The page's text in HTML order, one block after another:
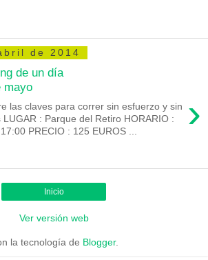
de 2014
de un día
mayo
›
las claves para correr sin esfuerzo y sin
LUGAR : Parque del Retiro HORARIO :
PRECIO : 125 EUROS ...
Inicio
Ver versión web
la tecnología de Blogger.